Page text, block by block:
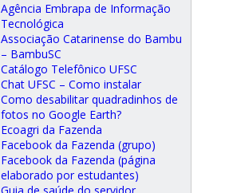
Agência Embrapa de Informação
Tecnológica
Associação Catarinense do Bambu
– BambuSC
Catálogo Telefônico UFSC
Chat UFSC – Como instalar
Como desabilitar quadradinhos de
fotos no Google Earth?
Ecoagri da Fazenda
Facebook da Fazenda (grupo)
Facebook da Fazenda (página
elaborado por estudantes)